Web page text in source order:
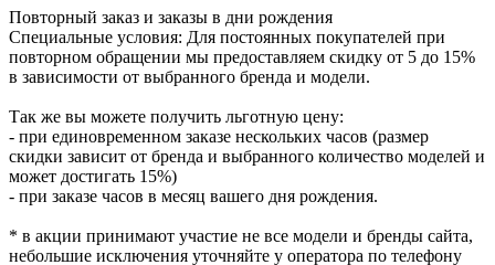
Повторный заказ и заказы в дни рождения
Специальные условия: Для постоянных покупателей при
повторном обращении мы предоставляем скидку от 5 до 15%
в зависимости от выбранного бренда и модели.
Так же вы можете получить льготную цену:
- при единовременном заказе нескольких часов (размер
скидки зависит от бренда и выбранного количество моделей и
может достигать 15%)
- при заказе часов в месяц вашего дня рождения.
* в акции принимают участие не все модели и бренды сайта,
небольшие исключения уточняйте у оператора по телефону